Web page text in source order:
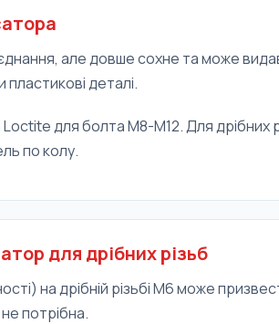
але довше сохне та може
деталі.
для болта М8-М12. Для дрібних
по колу.
для дрібних різьб
на дрібній різьбі М6 може
потрібна.